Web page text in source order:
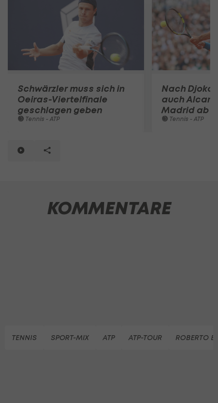
Schwärzler muss sich in
Oeiras-Viertelfinale
geschlagen geben
Tennis - ATP
Nach
auch
Madrid ab
Tennis - ATP
KOMMENTARE
TENNIS SPORT-MIX ATP ATP-TOUR ROBERTO